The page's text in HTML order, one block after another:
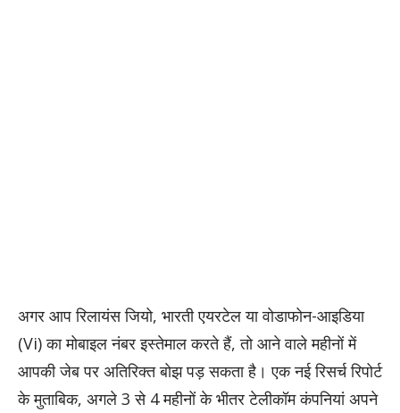
अगर आप रिलायंस जियो, भारती एयरटेल या वोडाफोन-आइडिया
(Vi) का मोबाइल नंबर इस्तेमाल करते हैं, तो आने वाले महीनों में
आपकी जेब पर अतिरिक्त बोझ पड़ सकता है। एक नई रिसर्च रिपोर्ट
के मुताबिक, अगले 3 से 4 महीनों के भीतर टेलीकॉम कंपनियां अपने